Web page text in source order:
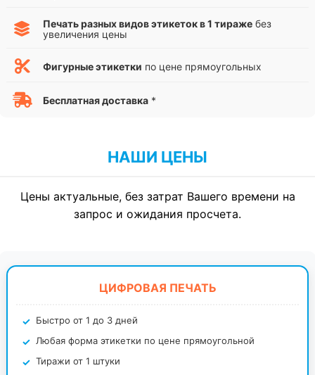
Печать разных видов этикеток в 1 тираже без
увеличения цены
Фигурные этикетки по цене прямоугольных
Бесплатная доставка *
НАШИ ЦЕНЫ
Цены актуальные, без затрат Вашего времени на
запрос и ожидания просчета.
ЦИФРОВАЯ ПЕЧАТЬ
Быстро от 1 до 3 дней
Любая форма этикетки по цене прямоугольной
Тиражи от 1 штуки